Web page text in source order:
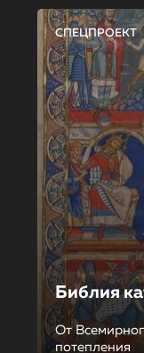
СПЕЦПРОЕКТ
Библия
От
потепления